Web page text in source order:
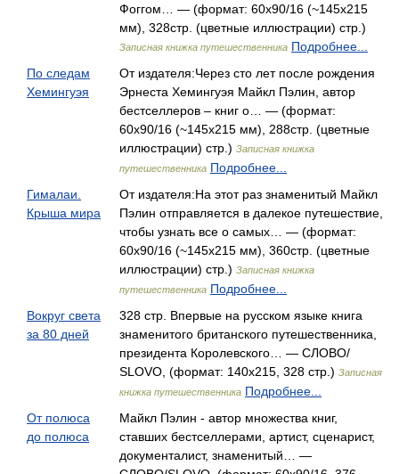
Фоггом… — (формат: 60х90/16 (~145х215
мм), 328стр. (цветные иллюстрации) стр.)
Записная книжка путешественника Подробнее...
По следам
Хемингуэя
От издателя:Через сто лет после рождения
Эрнеста Хемингуэя Майкл Пэлин, автор
бестселлеров – книг о… — (формат:
60х90/16 (~145х215 мм), 288стр. (цветные
иллюстрации) стр.) Записная книжка
путешественника Подробнее...
Гималаи.
Крыша мира
От издателя:На этот раз знаменитый Майкл
Пэлин отправляется в далекое путешествие,
чтобы узнать все о самых… — (формат:
60х90/16 (~145х215 мм), 360стр. (цветные
иллюстрации) стр.) Записная книжка
путешественника Подробнее...
Вокруг света
за 80 дней
328 стр. Впервые на русском языке книга
знаменитого британского путешественника,
президента Королевского… — СЛОВО/
SLOVO, (формат: 140x215, 328 стр.) Записная
книжка путешественника Подробнее...
От полюса
до полюса
Майкл Пэлин - автор множества книг,
ставших бестселлерами, артист, сценарист,
документалист, знаменитый… —